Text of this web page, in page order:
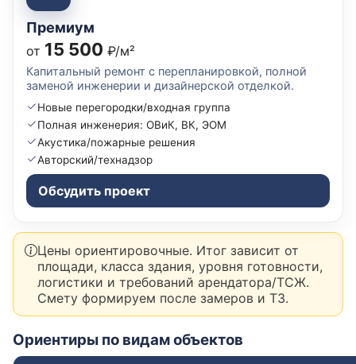
Премиум
от 15 500 ₽/м²
Капитальный ремонт с перепланировкой, полной
заменой инженерии и дизайнерской отделкой.
Новые перегородки/входная группа
Полная инженерия: ОВиК, ВК, ЭОМ
Акустика/пожарные решения
Авторский/технадзор
Обсудить проект
Цены ориентировочные. Итог зависит от
площади, класса здания, уровня готовности,
логистики и требований арендатора/ТСЖ.
Смету формируем после замеров и ТЗ.
Ориентиры по видам объектов